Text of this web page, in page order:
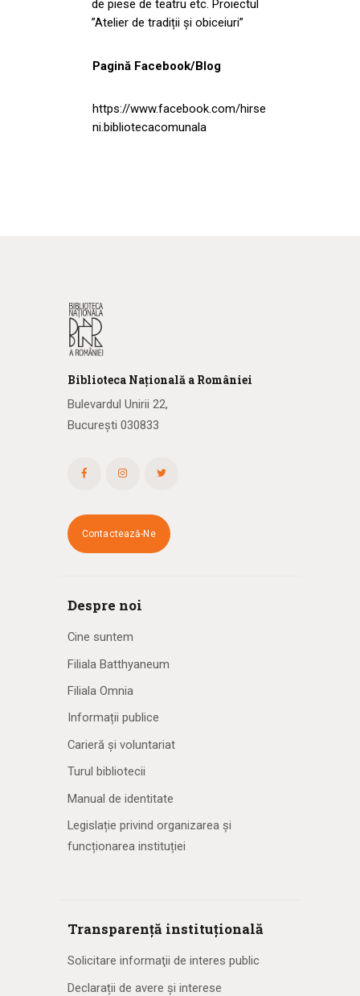
de piese de teatru etc. Proiectul
”Atelier de tradiții și obiceiuri”
Pagină Facebook/Blog
https://www.facebook.com/hirse
ni.bibliotecacomunala
Biblioteca Națională a României
Bulevardul Unirii 22,
București 030833
Contactează-Ne
Despre noi
Cine suntem
Filiala Batthyaneum
Filiala Omnia
Informații publice
Carieră și voluntariat
Turul bibliotecii
Manual de identitate
Legislație privind organizarea și
funcționarea instituției
Transparență instituțională
Solicitare informaţii de interes public
Declarații de avere și interese